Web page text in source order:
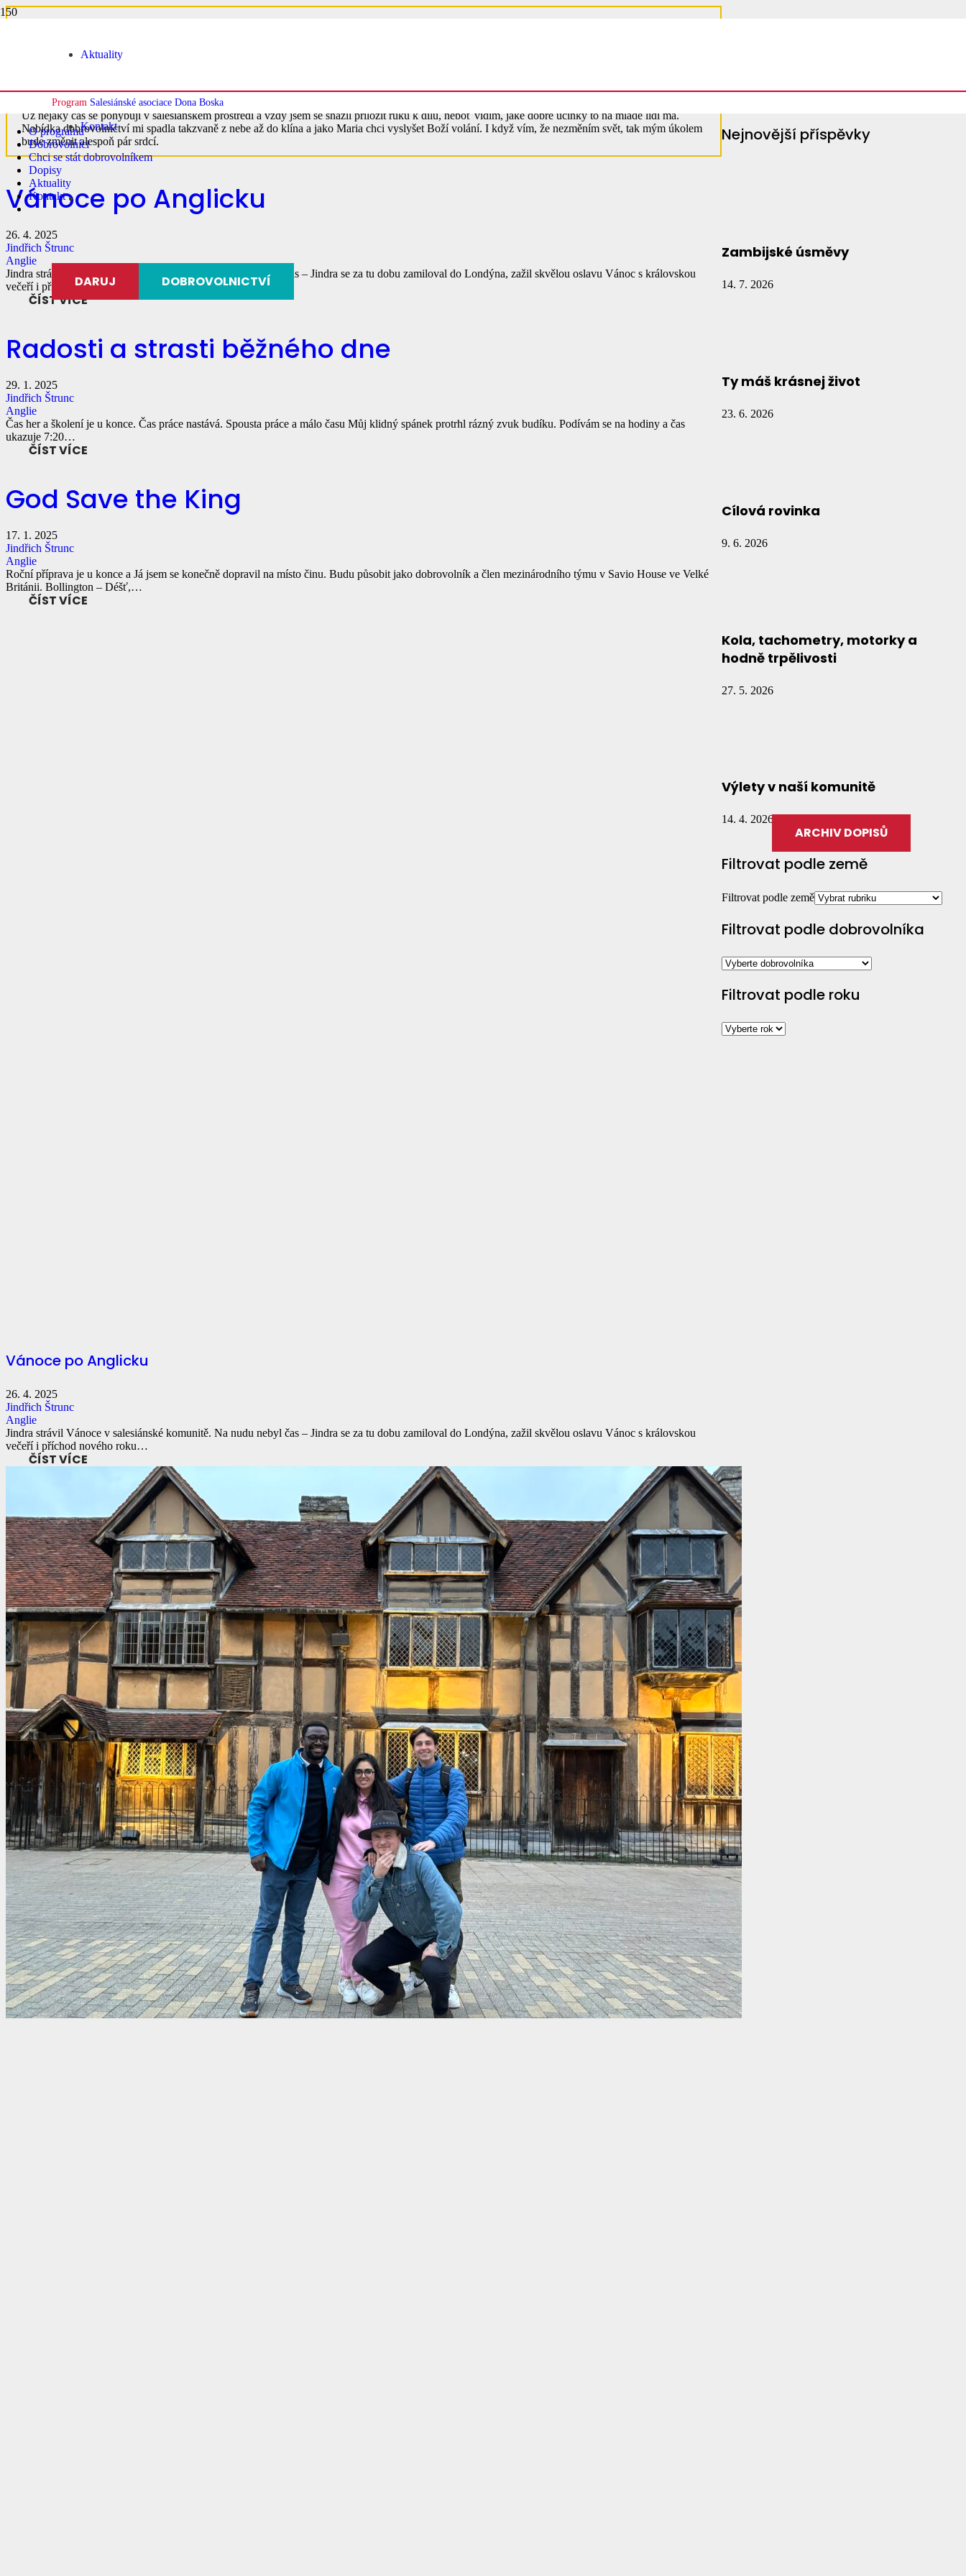
Aktuality
Kontakt
DARUJ DOBROVOLNICTVÍ
Program Salesiánské asociace Dona Boska
O programu
Dobrovolníci
Chci se stát dobrovolníkem
Dopisy
Aktuality
Kontakt
Jindřich Štrunc
Už nějaký čas se pohybuji v salesiánském prostředí a vždy jsem se snažil přiložit ruku k dílu, neboť vidím, jaké dobré účinky to na mladé lidi má.
Nabídka dobrovolnictví mi spadla takzvaně z nebe až do klína a jako Maria chci vyslyšet Boží volání. I když vím, že nezměním svět, tak mým úkolem
bude změnit alespoň pár srdcí.
Vánoce po Anglicku
26. 4. 2025
Jindřich Štrunc
Anglie
Jindra strávil Vánoce v salesiánské komunitě. Na nudu nebyl čas – Jindra se za tu dobu zamiloval do Londýna, zažil skvělou oslavu Vánoc s královskou
večeří i příchod nového roku…
ČÍST VÍCE
Radosti a strasti běžného dne
29. 1. 2025
Jindřich Štrunc
Anglie
Čas her a školení je u konce. Čas práce nastává. Spousta práce a málo času Můj klidný spánek protrhl rázný zvuk budíku. Podívám se na hodiny a čas
ukazuje 7:20…
ČÍST VÍCE
God Save the King
17. 1. 2025
Jindřich Štrunc
Anglie
Roční příprava je u konce a Já jsem se konečně dopravil na místo činu. Budu působit jako dobrovolník a člen mezinárodního týmu v Savio House ve Velké
Británii. Bollington – Déšť,…
ČÍST VÍCE
Vánoce po Anglicku
26. 4. 2025
Jindřich Štrunc
Anglie
Jindra strávil Vánoce v salesiánské komunitě. Na nudu nebyl čas – Jindra se za tu dobu zamiloval do Londýna, zažil skvělou oslavu Vánoc s královskou
večeří i příchod nového roku…
ČÍST VÍCE
Nejnovější příspěvky
Zambijské úsměvy
14. 7. 2026
Ty máš krásnej život
23. 6. 2026
Cílová rovinka
9. 6. 2026
Kola, tachometry, motorky a
hodně trpělivosti
27. 5. 2026
Výlety v naší komunitě
14. 4. 2026
ARCHIV DOPISŮ
Filtrovat podle země
Filtrovat podle země
Filtrovat podle dobrovolníka
Filtrovat podle roku